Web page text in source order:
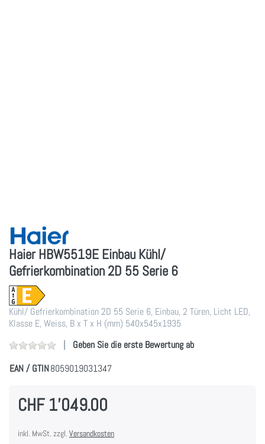
Haier HBW5519E Einbau Kühl/
Gefrierkombination 2D 55 Serie 6
Kühl/ Gefrierkombination 2D 55 Serie 6, Einbau, 2 Türen, Licht LED,
Klasse E, Weiss, B x T x H (mm) 540x545x1935
Geben Sie die erste Bewertung ab
EAN / GTIN8059019031347
CHF 1'049.00
inkl. MwSt. zzgl. Versandkosten